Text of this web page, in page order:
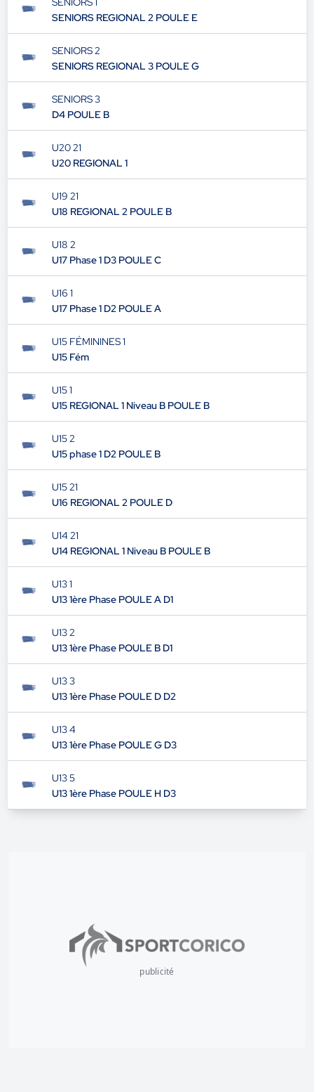
SENIORS REGIONAL 2 POULE E
SENIORS 2
SENIORS REGIONAL 3 POULE G
SENIORS 3
D4 POULE B
U20 21
U20 REGIONAL 1
U19 21
U18 REGIONAL 2 POULE B
U18 2
U17 Phase 1 D3 POULE C
U16 1
U17 Phase 1 D2 POULE A
U15 FÉMININES 1
U15 Fém
U15 1
U15 REGIONAL 1 Niveau B POULE B
U15 2
U15 phase 1 D2 POULE B
U15 21
U16 REGIONAL 2 POULE D
U14 21
U14 REGIONAL 1 Niveau B POULE B
U13 1
U13 1ère Phase POULE A D1
U13 2
U13 1ère Phase POULE B D1
U13 3
U13 1ère Phase POULE D D2
U13 4
U13 1ère Phase POULE G D3
U13 5
U13 1ère Phase POULE H D3
publicité